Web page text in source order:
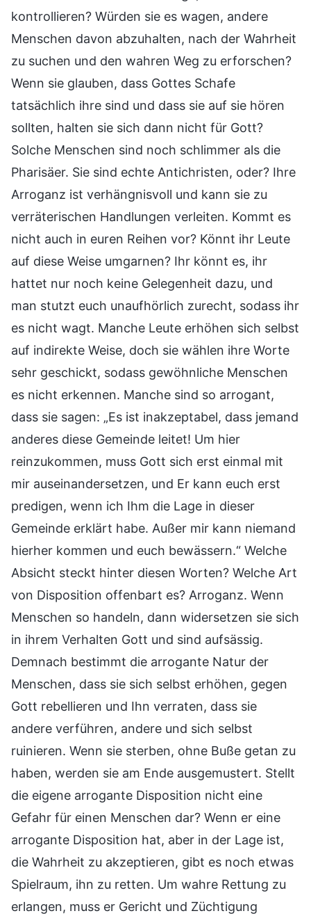
kontrollieren? Würden sie es wagen, andere
Menschen davon abzuhalten, nach der Wahrheit
zu suchen und den wahren Weg zu erforschen?
Wenn sie glauben, dass Gottes Schafe
tatsächlich ihre sind und dass sie auf sie hören
sollten, halten sie sich dann nicht für Gott?
Solche Menschen sind noch schlimmer als die
Pharisäer. Sie sind echte Antichristen, oder? Ihre
Arroganz ist verhängnisvoll und kann sie zu
verräterischen Handlungen verleiten. Kommt es
nicht auch in euren Reihen vor? Könnt ihr Leute
auf diese Weise umgarnen? Ihr könnt es, ihr
hattet nur noch keine Gelegenheit dazu, und
man stutzt euch unaufhörlich zurecht, sodass ihr
es nicht wagt. Manche Leute erhöhen sich selbst
auf indirekte Weise, doch sie wählen ihre Worte
sehr geschickt, sodass gewöhnliche Menschen
es nicht erkennen. Manche sind so arrogant,
dass sie sagen: „Es ist inakzeptabel, dass jemand
anderes diese Gemeinde leitet! Um hier
reinzukommen, muss Gott sich erst einmal mit
mir auseinandersetzen, und Er kann euch erst
predigen, wenn ich Ihm die Lage in dieser
Gemeinde erklärt habe. Außer mir kann niemand
hierher kommen und euch bewässern.“ Welche
Absicht steckt hinter diesen Worten? Welche Art
von Disposition offenbart es? Arroganz. Wenn
Menschen so handeln, dann widersetzen sie sich
in ihrem Verhalten Gott und sind aufsässig.
Demnach bestimmt die arrogante Natur der
Menschen, dass sie sich selbst erhöhen, gegen
Gott rebellieren und Ihn verraten, dass sie
andere verführen, andere und sich selbst
ruinieren. Wenn sie sterben, ohne Buße getan zu
haben, werden sie am Ende ausgemustert. Stellt
die eigene arrogante Disposition nicht eine
Gefahr für einen Menschen dar? Wenn er eine
arrogante Disposition hat, aber in der Lage ist,
die Wahrheit zu akzeptieren, gibt es noch etwas
Spielraum, ihn zu retten. Um wahre Rettung zu
erlangen, muss er Gericht und Züchtigung